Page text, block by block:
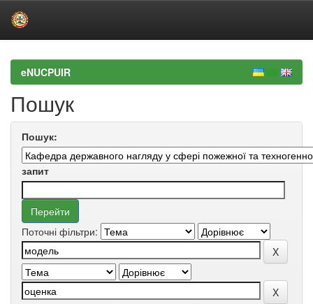
navigationeNUCPUIR
Пошук
Пошук:
запит
Поточні фільтри: